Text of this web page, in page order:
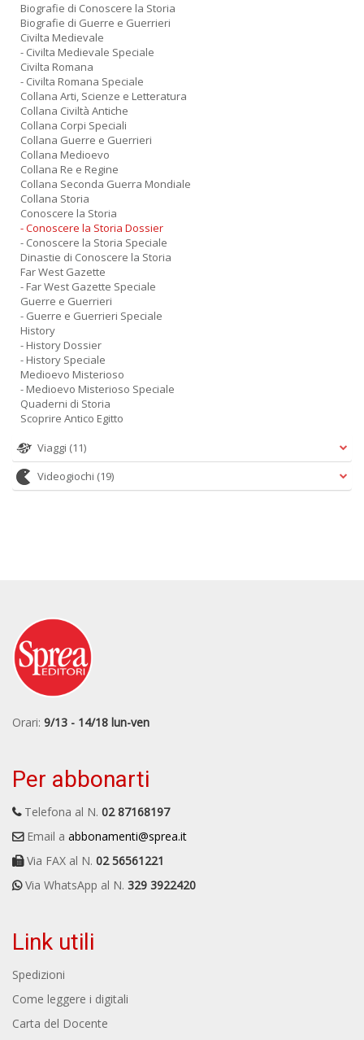
Biografie di Conoscere la Storia
Biografie di Guerre e Guerrieri
Civilta Medievale
- Civilta Medievale Speciale
Civilta Romana
- Civilta Romana Speciale
Collana Arti, Scienze e Letteratura
Collana Civiltà Antiche
Collana Corpi Speciali
Collana Guerre e Guerrieri
Collana Medioevo
Collana Re e Regine
Collana Seconda Guerra Mondiale
Collana Storia
Conoscere la Storia
- Conoscere la Storia Dossier
- Conoscere la Storia Speciale
Dinastie di Conoscere la Storia
Far West Gazette
- Far West Gazette Speciale
Guerre e Guerrieri
- Guerre e Guerrieri Speciale
History
- History Dossier
- History Speciale
Medioevo Misterioso
- Medioevo Misterioso Speciale
Quaderni di Storia
Scoprire Antico Egitto
Viaggi (11)
Videogiochi (19)
Orari: 9/13 - 14/18 lun-ven
Per abbonarti
Telefona al N. 02 87168197
Email a abbonamenti@sprea.it
Via FAX al N. 02 56561221
Via WhatsApp al N. 329 3922420
Link utili
Spedizioni
Come leggere i digitali
Carta del Docente